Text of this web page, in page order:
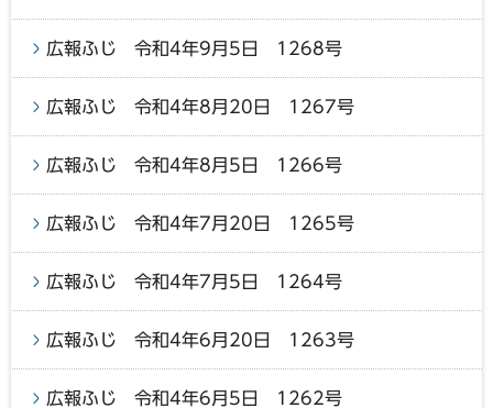
広報ふじ 令和4年9月5日 1268号
広報ふじ 令和4年8月20日 1267号
広報ふじ 令和4年8月5日 1266号
広報ふじ 令和4年7月20日 1265号
広報ふじ 令和4年7月5日 1264号
広報ふじ 令和4年6月20日 1263号
広報ふじ 令和4年6月5日 1262号